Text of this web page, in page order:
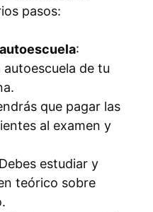
pasos:
:
de tu
que pagar las
al examen y
estudiar y
teórico sobre